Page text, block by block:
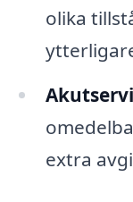
olika
extra